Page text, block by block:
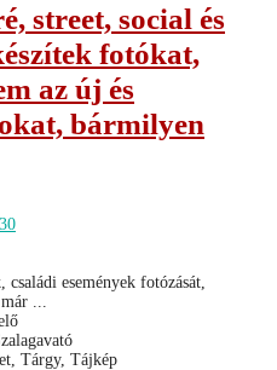
street, social és
fotókat,
az új és
bármilyen
események fotózását,
...
Tárgy, Tájkép